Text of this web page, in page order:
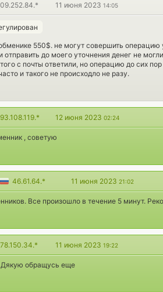
11 июня 2023 14:05
550$. не могут совершить операцию
отправить до моего уточнения денег не
с почты ответили, но операцию до сих
и такого не происходло не разу.
12 июня 2023 02:24
, советую
46.61.64.* 11 июня 2023 21:02
Все произошло в течение 5 минут.
11 июня 2023 19:22
Дякую обращусь еще